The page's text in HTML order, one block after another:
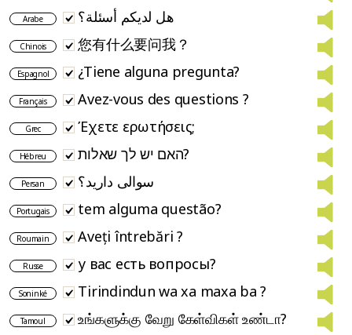
Arabe هل لديكم أسئلة؟
Chinois 您有什么要问我？
Espagnol ¿Tiene alguna pregunta?
Français Avez-vous des questions ?
Grec Έχετε ερωτήσεις;
Hébreu האם יש לך שאלות?
Persan سوالی دارید؟
Portugais tem alguma questão?
Roumain Aveți întrebări ?
Russe у вас есть вопросы?
Soninké Tirindindun wa xa maxa ba ?
Tamoul உங்களுக்கு வேறு கேள்விகள் உண்டா?